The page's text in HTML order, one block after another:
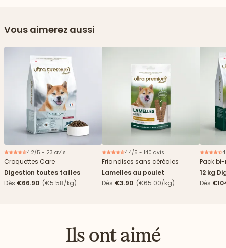
Vous aimerez aussi
4.2/5 - 23 avis
Croquettes Care
Digestion toutes tailles
Dès €66.90 (€5.58/kg)
4.4/5 - 140 avis
Friandises sans céréales
Lamelles au poulet
Dès €3.90 (€65.00/kg)
Pack
12 kg
boîtes
Dès
Ils ont aimé